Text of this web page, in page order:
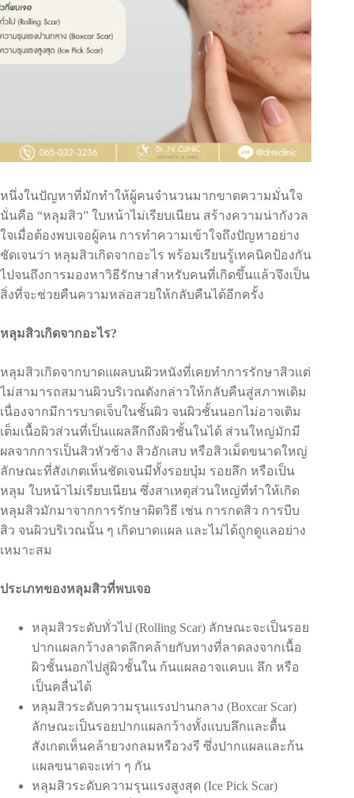
หนึ่งในปัญหาที่มักทำให้ผู้คนจำนวนมากขาดความมั่นใจ
นั่นคือ “หลุมสิว” ใบหน้าไม่เรียบเนียน สร้างความน่ากังวล
ใจเมื่อต้องพบเจอผู้คน การทำความเข้าใจถึงปัญหาอย่าง
ชัดเจนว่า หลุมสิวเกิดจากอะไร พร้อมเรียนรู้เทคนิคป้องกัน
ไปจนถึงการมองหาวิธีรักษาสำหรับคนที่เกิดขึ้นแล้วจึงเป็น
สิ่งที่จะช่วยคืนความหล่อสวยให้กลับคืนได้อีกครั้ง
หลุมสิวเกิดจากอะไร?
หลุมสิวเกิดจากบาดแผลบนผิวหนังที่เคยทำการรักษาสิวแต่
ไม่สามารถสมานผิวบริเวณดังกล่าวให้กลับคืนสู่สภาพเดิม
เนื่องจากมีการบาดเจ็บในชั้นผิว จนผิวชั้นนอกไม่อาจเติม
เต็มเนื้อผิวส่วนที่เป็นแผลลึกถึงผิวชั้นในได้ ส่วนใหญ่มักมี
ผลจากการเป็นสิวหัวช้าง สิวอักเสบ หรือสิวเม็ดขนาดใหญ่
ลักษณะที่สังเกตเห็นชัดเจนมีทั้งรอยบุ๋ม รอยลึก หรือเป็น
หลุม ใบหน้าไม่เรียบเนียน ซึ่งสาเหตุส่วนใหญ่ที่ทำให้เกิด
หลุมสิวมักมาจากการรักษาผิดวิธี เช่น การกดสิว การบีบ
สิว จนผิวบริเวณนั้น ๆ เกิดบาดแผล และไม่ได้ถูกดูแลอย่าง
เหมาะสม
ประเภทของหลุมสิวที่พบเจอ
หลุมสิวระดับทั่วไป (Rolling Scar) ลักษณะจะเป็นรอย
ปากแผลกว้างลาดลึกคล้ายกับทางที่ลาดลงจากเนื้อ
ผิวชั้นนอกไปสู่ผิวชั้นใน ก้นแผลอาจแคบแ ลึก หรือ
เป็นคลื่นได้
หลุมสิวระดับความรุนแรงปานกลาง (Boxcar Scar)
ลักษณะเป็นรอยปากแผลกว้างทั้งแบบลึกและตื้น
สังเกตเห็นคล้ายวงกลมหรือวงรี ซึ่งปากแผลและก้น
แผลขนาดจะเท่า ๆ กัน
หลุมสิวระดับความรุนแรงสูงสุด (Ice Pick Scar)